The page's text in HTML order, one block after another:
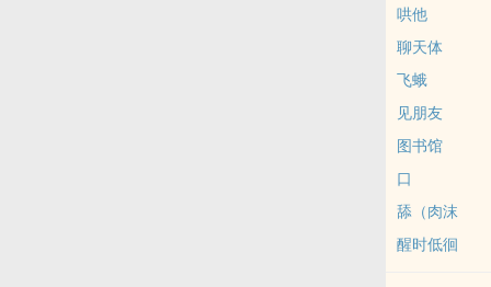
的人也非常
天花板且完
（指心性）
了解后同样
者一向恶趣
哄他
聊天体
飞蛾
见朋友
图书馆
口
舔（肉沫
醒时低徊